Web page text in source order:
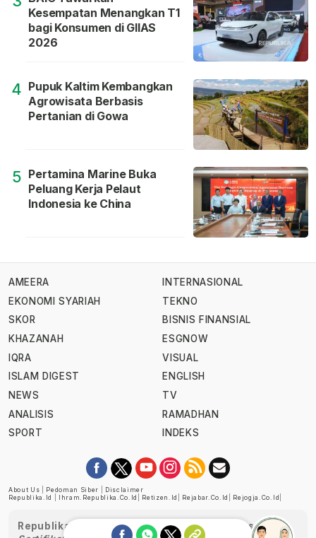
Kesempatan Menangkan T1
bagi Konsumen di GIIAS
2026
4 Pupuk Kaltim Kembangkan
Agrowisata Berbasis
Pertanian di Gowa
5 Pertamina Marine Buka
Peluang Kerja Pelaut
Indonesia ke China
AMEERA
EKONOMI SYARIAH
SKOR
KHAZANAH
IQRA
ISLAM DIGEST
NEWS
ANALISIS
SPORT
INTERNASIONAL
TEKNO
BISNIS FINANSIAL
ESGNOW
VISUAL
ENGLISH
TV
RAMADHAN
INDEKS
About Us Pedoman Siber
Disclaimer
Republika.id
Ihram.republika.co.id Retizen.id Rejabar.co.id Rejogja.co.id
Republika telah diverifikasi oleh Dewan Pers